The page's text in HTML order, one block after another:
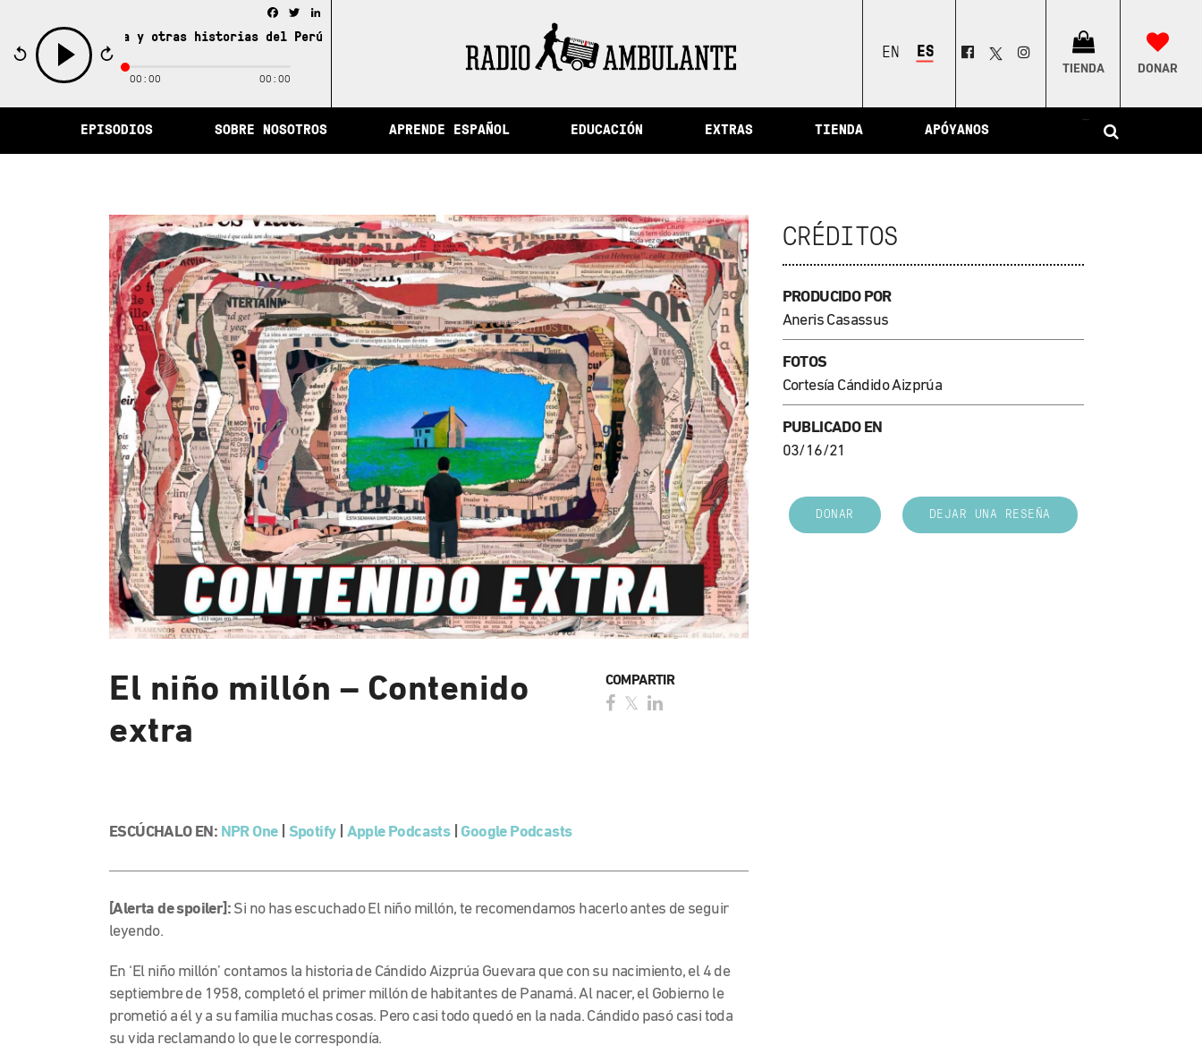
la memoria y otras historias del Perú / La ciudad de la memoria y otras historias del Perú
play
Facebook
Twitter
00:00 00:00
ENGLISHESPAÑOL
TIENDA DONAR
EPISODIOS SOBRE NOSOTROS APRENDE ESPAÑOL EDUCACIÓN EXTRAS TIENDA APÓYANOS
–
El niño millón – Contenido
extra
COMPARTIR
ESCÚCHALO EN: NPR One| Spotify| Apple Podcasts| Google Podcasts
[Alerta de spoiler]: Si no has escuchado El niño millón, te recomendamos hacerlo antes de seguir
leyendo.
En ‘El niño millón’ contamos la historia de Cándido Aizprúa Guevara que con su nacimiento, el 4 de
septiembre de 1958, completó el primer millón de habitantes de Panamá. Al nacer, el Gobierno le
prometió a él y a su familia muchas cosas. Pero casi todo quedó en la nada. Cándido pasó casi toda
su vida reclamando lo que le correspondía.
CRÉDITOS
PRODUCIDO POR
Aneris Casassus
FOTOS
Cortesía Cándido Aizprúa
PUBLICADO EN
03/16/21
DONAR DEJAR UNA RESEÑA